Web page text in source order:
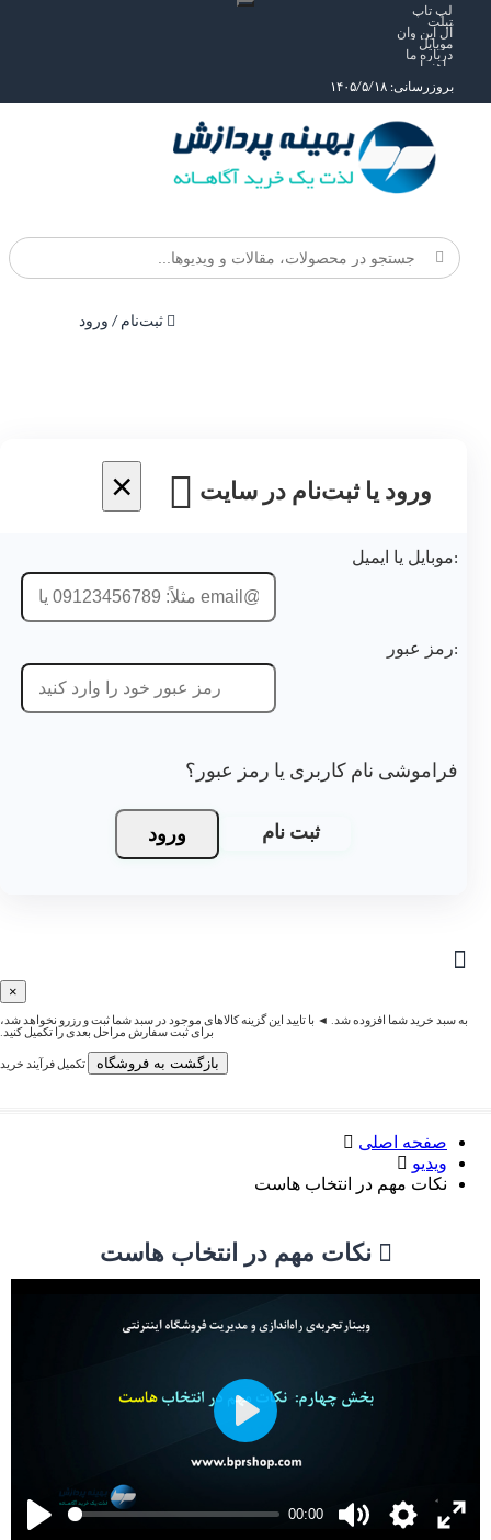
لپ تاپ
تبلت
آل این وان
موبایل
درباره ما
راهنما
بروزرسانی: ۱۴۰۵/۵/۱۸
ثبت‌نام / ورود
× ورود یا ثبت‌نام در سایت
موبایل یا ایمیل:
رمز عبور:
فراموشی نام کاربری یا رمز عبور؟
ورود ثبت نام
×
به سبد خرید شما افزوده شد. ◄ با تایید این گزینه کالاهای موجود در سبد شما ثبت و رزرو نخواهد شد،
برای ثبت سفارش مراحل بعدی را تکمیل کنید.
بازگشت به فروشگاه تکمیل فرآیند خرید
صفحه اصلی
ویدیو
نکات مهم در انتخاب هاست
نکات مهم در انتخاب هاست
00:00
Play